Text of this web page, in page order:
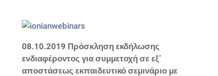
08.10.2019 Πρόσκληση εκδήλωσης
ενδιαφέροντος για συμμετοχή σε εξ’
αποστάσεως εκπαιδευτικό σεμινάριο με